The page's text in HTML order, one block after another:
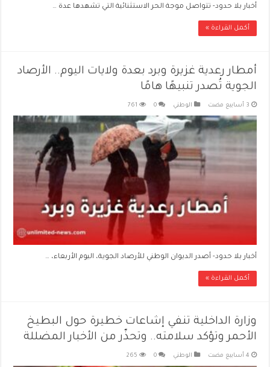
أخبار بلا حدود- تتواصل موجة الحر الاستثنائية التي تشهدها عدة …
أكمل القراءة »
أمطار رعدية غزيرة وبرد بعدة ولايات اليوم.. الأرصاد
الجوية تُصدر تنبيهًا هامًا
الوطني 0
761
أخبار بلا حدود- أصدر الديوان الوطني للأرصاد الجوية، اليوم الأربعاء، …
أكمل القراءة »
وزارة الداخلية تنفي إشاعات خطيرة حول البطيخ
الأحمر وتؤكد سلامته.. وتحذّر من الأخبار المضللة
الوطني 0
265